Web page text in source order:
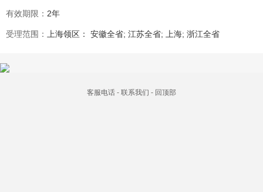
有效期限： 2年
受理范围： 上海领区： 安徽全省; 江苏全省; 上海; 浙江全省
客服电话 - 联系我们 - 回顶部